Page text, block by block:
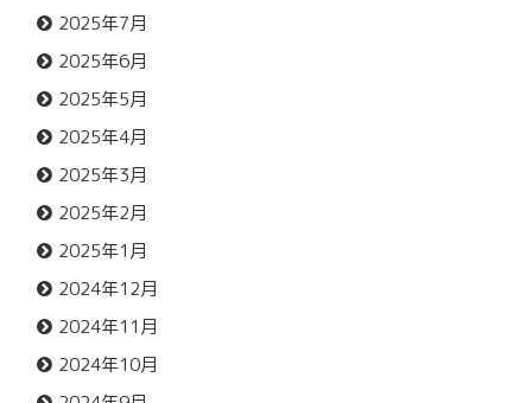
2025年7月
2025年6月
2025年5月
2025年4月
2025年3月
2025年2月
2025年1月
2024年12月
2024年11月
2024年10月